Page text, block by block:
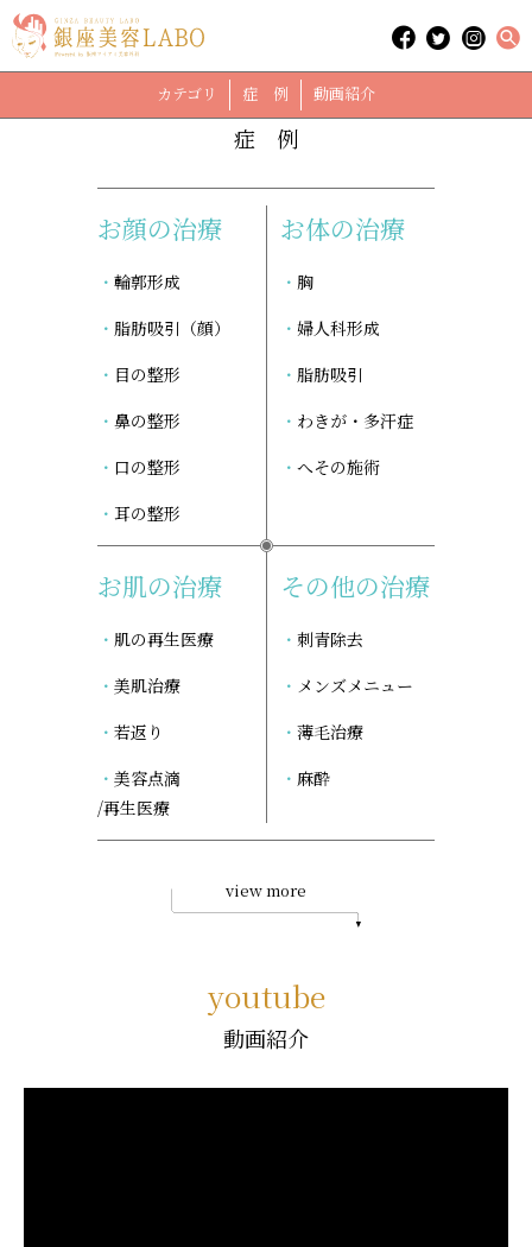
カテゴリ 症 例 動画紹介
「ヒアルロン酸」に関する記事
case
症 例
お顔の治療
輪郭形成
脂肪吸引（顔）
目の整形
鼻の整形
口の整形
耳の整形
お体の治療
胸
婦人科形成
脂肪吸引
わきが・多汗症
へその施術
お肌の治療
肌の再生医療
美肌治療
若返り
美容点滴
/再生医療
その他の治療
刺青除去
メンズメニュー
薄毛治療
麻酔
view more
youtube
動画紹介